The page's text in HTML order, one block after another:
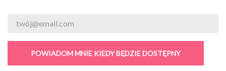
POWIADOM MNIE KIEDY BĘDZIE DOSTĘPNY